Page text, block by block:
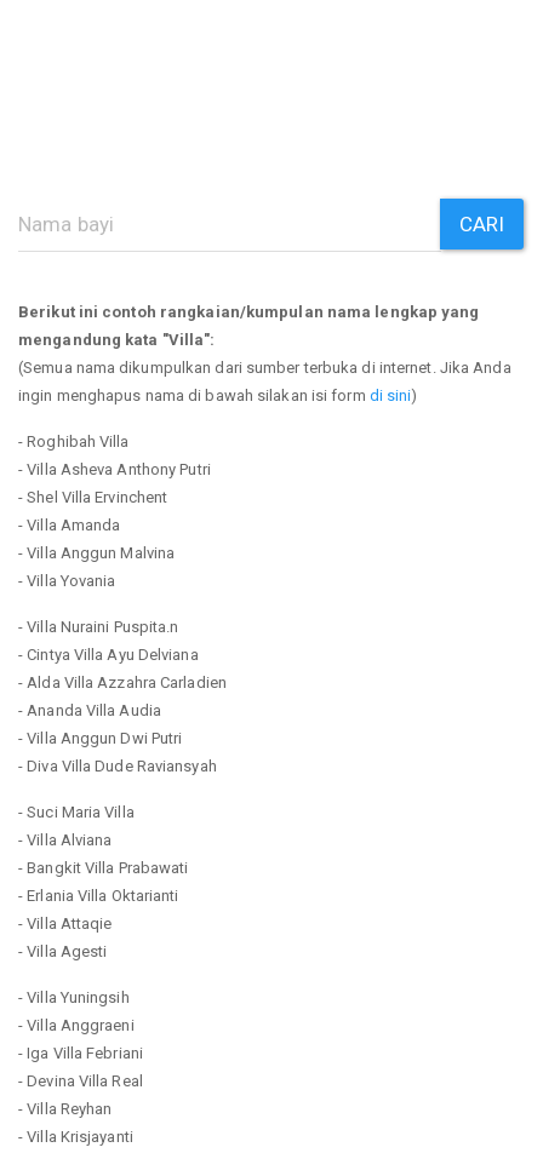
CARI
Berikut ini contoh rangkaian/kumpulan nama lengkap yang
mengandung kata "Villa":
(Semua nama dikumpulkan dari sumber terbuka di internet. Jika Anda
ingin menghapus nama di bawah silakan isi form di sini)
- Roghibah Villa
- Villa Asheva Anthony Putri
- Shel Villa Ervinchent
- Villa Amanda
- Villa Anggun Malvina
- Villa Yovania
- Villa Nuraini Puspita.n
- Cintya Villa Ayu Delviana
- Alda Villa Azzahra Carladien
- Ananda Villa Audia
- Villa Anggun Dwi Putri
- Diva Villa Dude Raviansyah
- Suci Maria Villa
- Villa Alviana
- Bangkit Villa Prabawati
- Erlania Villa Oktarianti
- Villa Attaqie
- Villa Agesti
- Villa Yuningsih
- Villa Anggraeni
- Iga Villa Febriani
- Devina Villa Real
- Villa Reyhan
- Villa Krisjayanti